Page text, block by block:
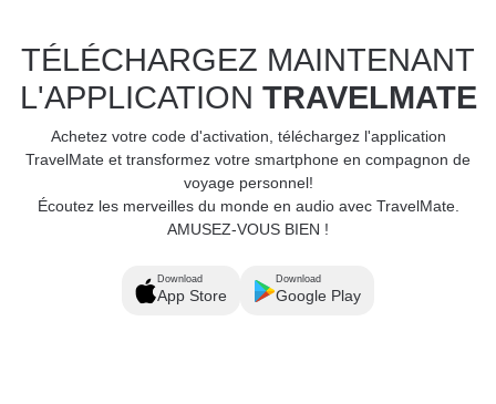
TÉLÉCHARGEZ MAINTENANT
L'APPLICATION TRAVELMATE
Achetez votre code d'activation, téléchargez l'application
TravelMate et transformez votre smartphone en compagnon de
voyage personnel!
Écoutez les merveilles du monde en audio avec TravelMate.
AMUSEZ-VOUS BIEN !
Download
App Store
Download
Google Play